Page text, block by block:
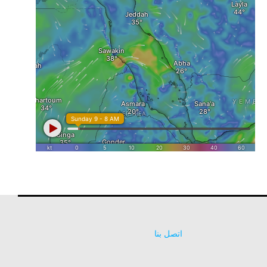
اتصل بنا